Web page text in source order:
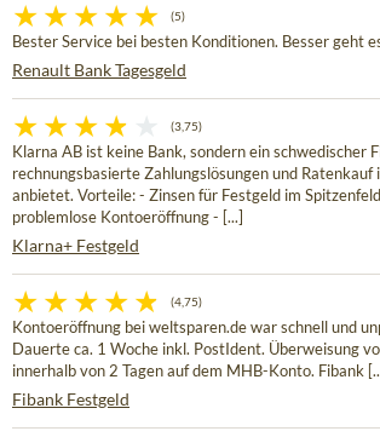
(5)
Bester Service bei besten Konditionen. Besser geht
Renault Bank Tagesgeld
(3,75)
Klarna AB ist keine Bank, sondern ein schwedischer
rechnungsbasierte Zahlungslösungen und Ratenkauf
anbietet. Vorteile: - Zinsen für Festgeld im
problemlose Kontoeröffnung - [...]
Klarna+ Festgeld
(4,75)
Kontoeröffnung bei weltsparen.de war schnell und
Dauerte ca. 1 Woche inkl. PostIdent. Überweisung
innerhalb von 2 Tagen auf dem MHB-Konto. Fibank
Fibank Festgeld